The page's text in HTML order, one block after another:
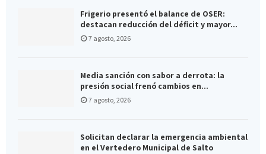
Frigerio presentó el balance de OSER:
destacan reducción del déficit y mayor...
7 agosto, 2026
Media sanción con sabor a derrota: la
presión social frenó cambios en...
7 agosto, 2026
Solicitan declarar la emergencia ambiental
en el Vertedero Municipal de Salto